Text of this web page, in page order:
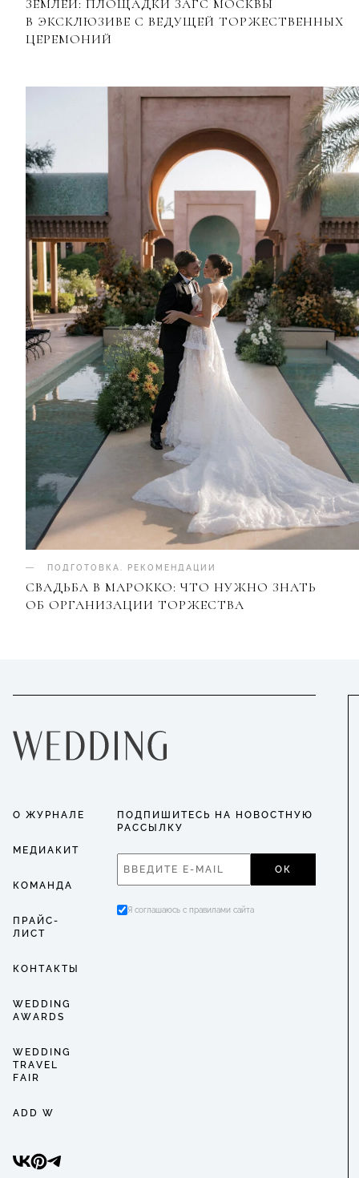
ЗЕМЛЕЙ: ПЛОЩАДКИ ЗАГС МОСКВЫ
В ЭКСКЛЮЗИВЕ С ВЕДУЩЕЙ ТОРЖЕСТВЕННЫХ
ЦЕРЕМОНИЙ
ПОДГОТОВКА. РЕКОМЕНДАЦИИ
СВАДЬБА В МАРОККО: ЧТО НУЖНО ЗНАТЬ
ОБ ОРГАНИЗАЦИИ ТОРЖЕСТВА
О ЖУРНАЛЕ
МЕДИАКИТ
КОМАНДА
ПРАЙС-
ЛИСТ
КОНТАКТЫ
WEDDING
AWARDS
WEDDING
TRAVEL
FAIR
ADD W
ПОДПИШИТЕСЬ НА НОВОСТНУЮ
РАССЫЛКУ
ОК
Я соглашаюсь с правилами сайта